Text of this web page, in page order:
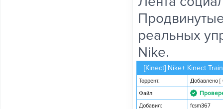
реальных
Nike.
[Kinect] Nike+ Kinect
Торрент: Добавлено [
Файл
Добавил:
fcsm367